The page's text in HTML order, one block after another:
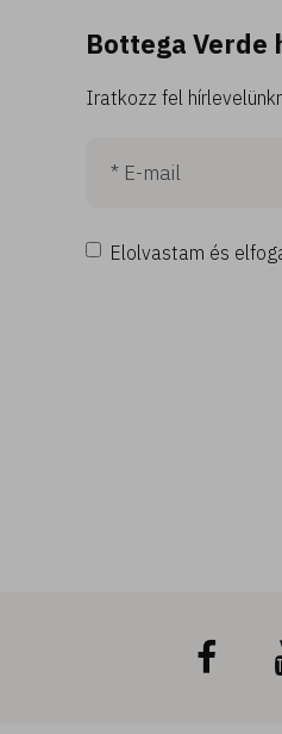
Bottega Verde
Iratkozz fel
Elolvastam és